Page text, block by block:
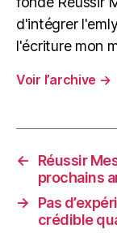
d'intégrer
l'écriture mon
Voir l’archive →
←
Réussir
prochains
→
Pas
crédible